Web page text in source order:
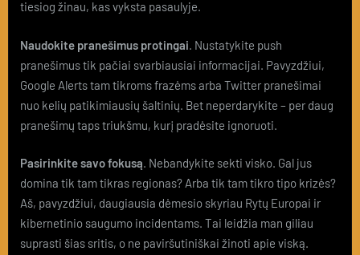
tiesiog žinau, kas vyksta pasaulyje.
Naudokite pranešimus protingai. Nustatykite push
pranešimus tik pačiai svarbiausiai informacijai. Pavyzdžiui,
Google Alerts tam tikroms frazėms arba Twitter pranešimai
nuo kelių patikimiausių šaltinių. Bet neperdarykite – per daug
pranešimų taps triukšmu, kurį pradėsite ignoruoti.
Pasirinkite savo fokusą. Nebandykite sekti visko. Gal jus
domina tik tam tikras regionas? Arba tik tam tikro tipo krizės?
Aš, pavyzdžiui, daugiausia dėmesio skyriau Rytų Europai ir
kibernetinio saugumo incidentams. Tai leidžia man giliau
suprasti šias sritis, o ne paviršutiniškai žinoti apie viską.